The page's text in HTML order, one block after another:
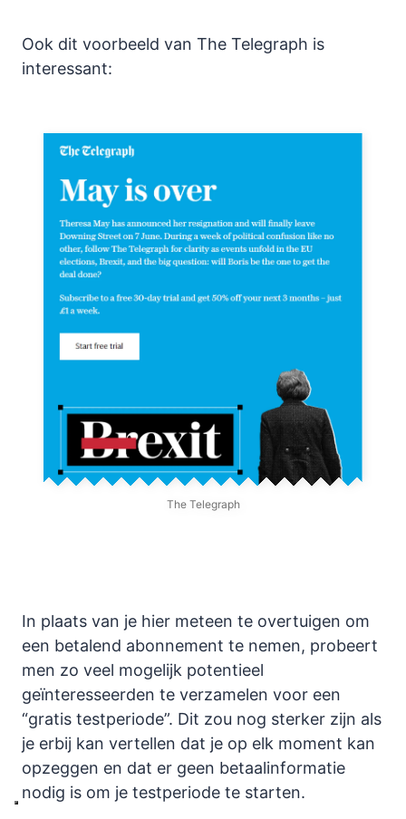
Ook dit voorbeeld van The Telegraph is
interessant:
The Telegraph
In plaats van je hier meteen te overtuigen om
een betalend abonnement te nemen, probeert
men zo veel mogelijk potentieel
geïnteresseerden te verzamelen voor een
“gratis testperiode”. Dit zou nog sterker zijn als
je erbij kan vertellen dat je op elk moment kan
opzeggen en dat er geen betaalinformatie
nodig is om je testperiode te starten.